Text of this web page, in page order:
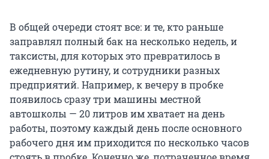
В общей очереди стоят все: и те, кто раньше
заправлял полный бак на несколько недель, и
таксисты, для которых это превратилось в
ежедневную рутину, и сотрудники разных
предприятий. Например, к вечеру в пробке
появилось сразу три машины местной
автошколы — 20 литров им хватает на день
работы, поэтому каждый день после основного
рабочего дня им приходится по несколько часов